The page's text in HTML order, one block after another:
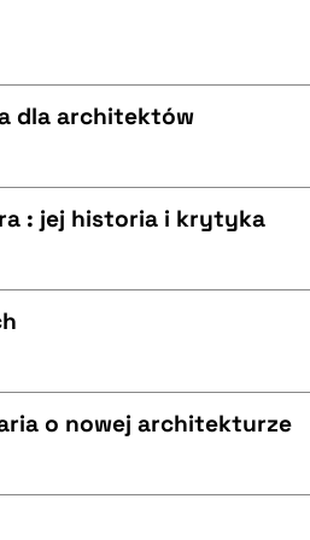
dla architektów
: jej historia i krytyka
o nowej architekturze